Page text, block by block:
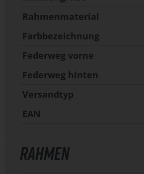
Rahmenmaterial
Farbbezeichnung
Federweg vorne
Federweg hinten
Versandtyp
EAN
RAHMEN